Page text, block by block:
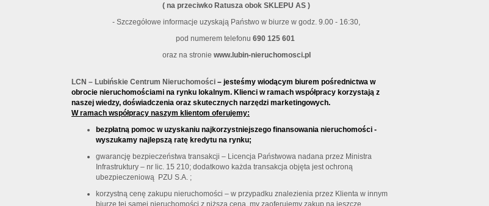
( na przeciwko Ratusza obok SKLEPU AS )
- Szczegółowe informacje uzyskają Państwo w biurze w godz. 9.00 - 16:30,
pod numerem telefonu 690 125 601
oraz na stronie www.lubin-nieruchomosci.pl
LCN – Lubińskie Centrum Nieruchomości – jesteśmy wiodącym biurem pośrednictwa w
obrocie nieruchomościami na rynku lokalnym. Klienci w ramach współpracy korzystają z
naszej wiedzy, doświadczenia oraz skutecznych narzędzi marketingowych.
W ramach współpracy naszym klientom oferujemy:
bezpłatną pomoc w uzyskaniu najkorzystniejszego finansowania nieruchomości -
wyszukamy najlepszą ratę kredytu na rynku;
gwarancję bezpieczeństwa transakcji – Licencja Państwowa nadana przez Ministra
Infrastruktury – nr lic. 15 210; dodatkowo każda transakcja objęta jest ochroną
ubezpieczeniową PZU S.A. ;
korzystną cenę zakupu nieruchomości – w przypadku znalezienia przez Klienta w innym
biurze tej samej nieruchomości z niższą ceną, my zaoferujemy zakup na jeszcze